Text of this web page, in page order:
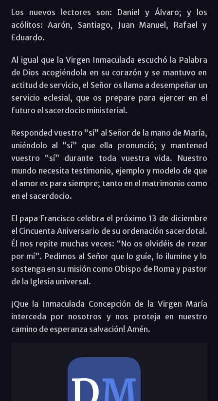
Los nuevos lectores son: Daniel y Álvaro; y los
acólitos: Aarón, Santiago, Juan Manuel, Rafael y
Eduardo.
Al igual que la Virgen Inmaculada escuchó la Palabra
de Dios acogiéndola en su corazón y se mantuvo en
actitud de servicio, el Señor os llama a desempeñar un
servicio eclesial, que os prepare para ejercer en el
futuro el sacerdocio ministerial.
Responded vuestro “sí” al Señor de la mano de María,
uniéndolo al “sí” que ella pronunció; y mantened
vuestro “sí” durante toda vuestra vida. Nuestro
mundo necesita testimonio, ejemplo y modelo de que
el amor es para siempre; tanto en el matrimonio como
en el sacerdocio.
El papa Francisco celebra el próximo 13 de diciembre
el Cincuenta Aniversario de su ordenación sacerdotal.
Él nos repite muchas veces: “No os olvidéis de rezar
por mí”. Pedimos al Señor que lo guíe, lo ilumine y lo
sostenga en su misión como Obispo de Roma y pastor
de la Iglesia universal.
¡Que la Inmaculada Concepción de la Virgen María
interceda por nosotros y nos proteja en nuestro
camino de esperanza salvación! Amén.